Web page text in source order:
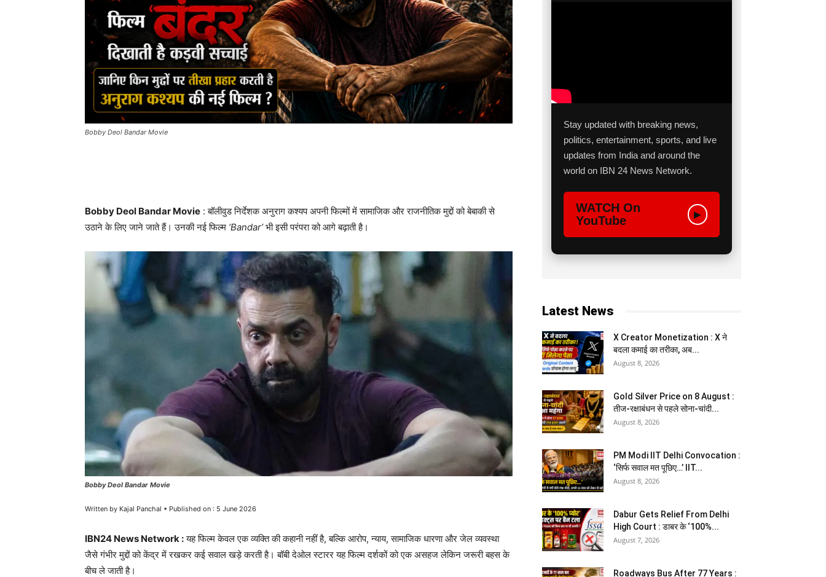
Bobby Deol Bandar Movie
Bobby Deol Bandar Movie : बॉलीवुड निर्देशक अनुराग कश्यप अपनी फिल्मों में सामाजिक और राजनीतिक मुद्दों को बेबाकी से
उठाने के लिए जाने जाते हैं। उनकी नई फिल्म ‘Bandar’भी इसी परंपरा को आगे बढ़ाती है।
Bobby Deol Bandar Movie
Written by Kajal Panchal • Published on : 5 June 2026
IBN24 News Network :यह फिल्म केवल एक व्यक्ति की कहानी नहीं है, बल्कि आरोप, न्याय, सामाजिक धारणा और जेल व्यवस्था
जैसे गंभीर मुद्दों को केंद्र में रखकर कई सवाल खड़े करती है। बॉबी देओल स्टारर यह फिल्म दर्शकों को एक असहज लेकिन जरूरी बहस के
बीच ले जाती है।
Stay updated with breaking news,
politics, entertainment, sports, and live
updates from India and around the
world on IBN 24 News Network.
WATCH On
YouTube
▶
Latest News
X Creator Monetization : X ने
बदला कमाई का तरीका, अब...
August 8, 2026
Gold Silver Price on 8 August :
तीज-रक्षाबंधन से पहले सोना-चांदी...
August 8, 2026
PM Modi IIT Delhi Convocation :
‘सिर्फ सवाल मत पूछिए…’ IIT...
August 8, 2026
Dabur Gets Relief From Delhi
High Court : डाबर के ‘100%...
August 7, 2026
Roadways Bus After 77 Years :